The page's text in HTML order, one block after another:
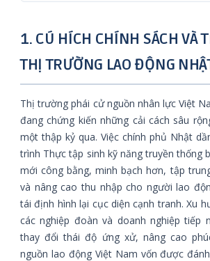
1. CÚ HÍCH CHÍNH SÁCH VÀ
THỊ TRƯỜNG LAO ĐỘNG
Thị trường phái cử nguồn nhân lực Việt
đang chứng kiến những cải cách sâu
một thập kỷ qua. Việc chính phủ Nhật
trình Thực tập sinh kỹ năng truyền thống
mới công bằng, minh bạch hơn, tập
và nâng cao thu nhập cho người lao
tái định hình lại cục diện cạnh tranh. Xu
các nghiệp đoàn và doanh nghiệp tiếp
thay đổi thái độ ứng xử, nâng cao
nguồn lao động Việt Nam vốn được